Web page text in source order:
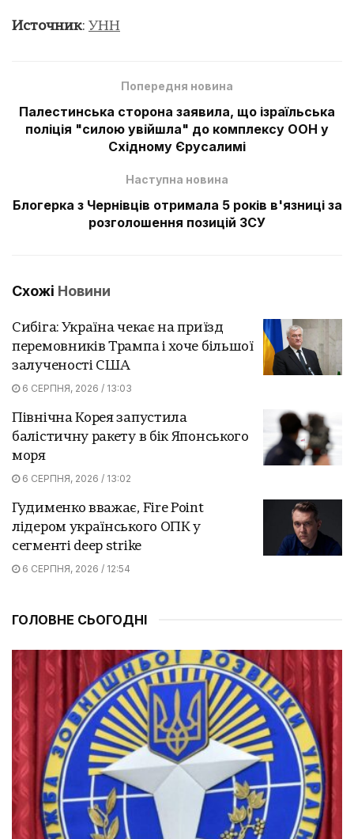
Источник: УНН
Попередня новина
Палестинська сторона заявила, що ізраїльська
поліція "силою увійшла" до комплексу ООН у
Східному Єрусалимі
Наступна новина
Блогерка з Чернівців отримала 5 років в'язниці за
розголошення позицій ЗСУ
Схожі Новини
Сибіга: Україна чекає на приїзд
перемовників Трампа і хоче більшої
залученості США
6 СЕРПНЯ, 2026 / 13:03
Північна Корея запустила
балістичну ракету в бік Японського
моря
6 СЕРПНЯ, 2026 / 13:02
Гудименко вважає, Fire Point
лідером українського ОПК у
сегменті deep strike
6 СЕРПНЯ, 2026 / 12:54
ГОЛОВНЕ СЬОГОДНІ